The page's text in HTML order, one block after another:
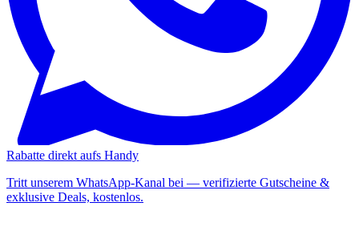
Rabatte direkt aufs Handy
Tritt unserem WhatsApp-Kanal bei — verifizierte Gutscheine &
exklusive Deals, kostenlos.